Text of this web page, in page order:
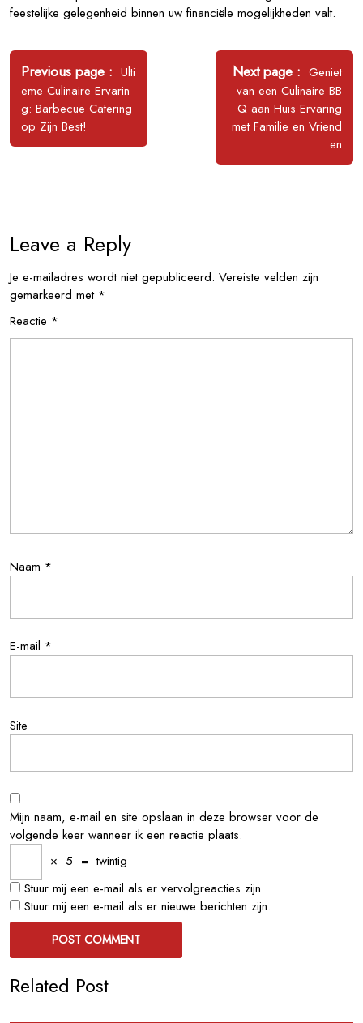
feestelijke gelegenheid binnen uw financiële mogelijkheden valt.
Bericht
navigatie
Previous page
Older
Posts
Ulti
eme Culinaire Ervarin
g: Barbecue Catering
op Zijn Best!
Next page
Newer
Posts
Geniet
van een Culinaire BB
Q aan Huis Ervaring
met Familie en Vriend
en
Leave a Reply
Je e-mailadres wordt niet gepubliceerd. Vereiste velden zijn
gemarkeerd met *
Reactie *
Naam *
E-mail *
Site
Mijn naam, e-mail en site opslaan in deze browser voor de
volgende keer wanneer ik een reactie plaats.
× 5 = twintig
Stuur mij een e-mail als er vervolgreacties zijn.
Stuur mij een e-mail als er nieuwe berichten zijn.
Related Post